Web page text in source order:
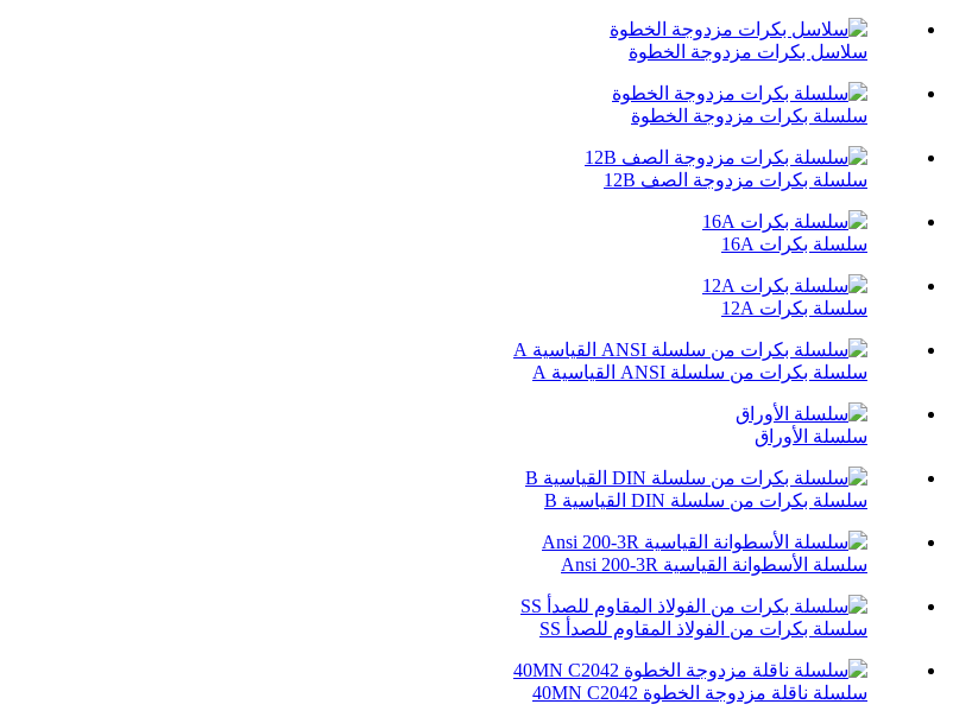
سلاسل بكرات مزدوجة الخطوة
سلسلة بكرات مزدوجة الخطوة
سلسلة بكرات مزدوجة الصف 12B
سلسلة بكرات 16A
سلسلة بكرات 12A
سلسلة بكرات من سلسلة ANSI القياسية A
سلسلة الأوراق
سلسلة بكرات من سلسلة DIN القياسية B
سلسلة الأسطوانة القياسية Ansi 200-3R
سلسلة بكرات من الفولاذ المقاوم للصدأ SS
سلسلة ناقلة مزدوجة الخطوة 40MN C2042